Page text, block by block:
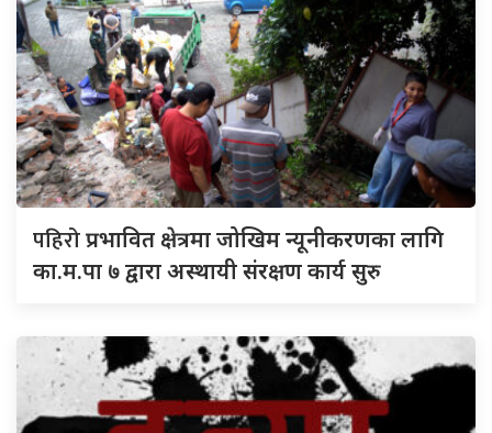
पहिरोप्रभावित क्षेत्रमा जोखिम न्यूनीकरणका लागि
का.म.पा ७ द्वारा अस्थायी संरक्षण कार्य सुरु